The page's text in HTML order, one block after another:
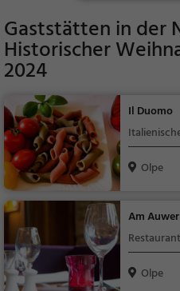
Gaststätten in der
Historischer
2024
Il Duomo
Olpe
Am Auwer
Olpe